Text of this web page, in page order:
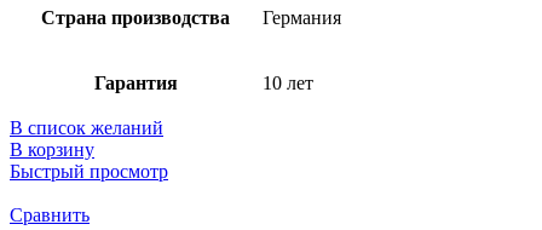
Страна производства Германия
Гарантия 10 лет
В список желаний
В корзину
Быстрый просмотр
Сравнить